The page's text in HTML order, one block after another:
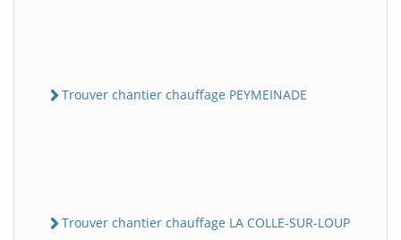
Trouver chantier chauffage PEYMEINADE
Trouver chantier chauffage LA COLLE-SUR-LOUP